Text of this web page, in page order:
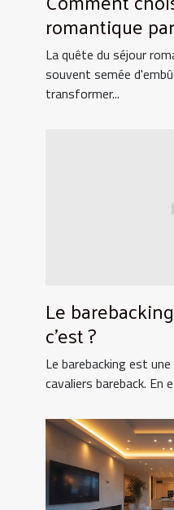
romantique
surprendre
La quête du séjour
souvent semée
transformer...
Le
c’est ?
Le barebacking est
cavaliers bareback. En